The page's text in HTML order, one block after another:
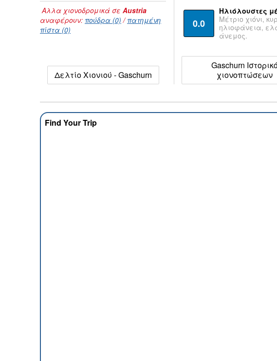
Αλλα χιονοδρομικά σε Austria
αναφέρουν: πούδρα (0) /πατημένη
πίστα (0)
Δελτίο Χιονιού - Gaschurn
0.0
Ηλιόλουστες
Μέτριο χιόνι,
ηλιοφάνεια,
άνεμος.
Gaschurn
χιονοπτώσεων
Find Your Trip